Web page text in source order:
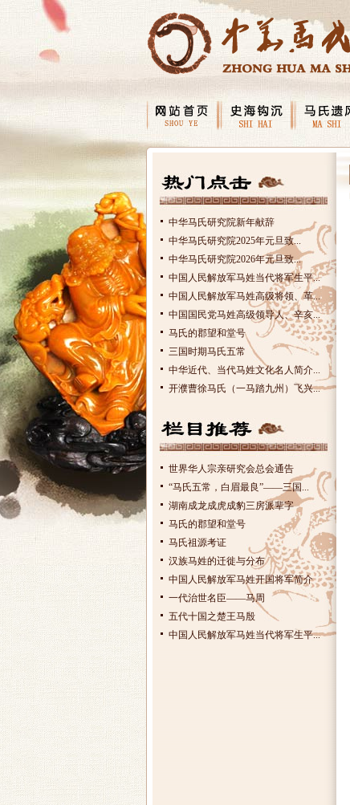
中华马氏研究院新年献辞
中华马氏研究院2025年元旦致...
中华马氏研究院2026年元旦致...
中国人民解放军马姓当代将军生平...
中国人民解放军马姓高级将领、革...
中国国民党马姓高级领导人、辛亥...
马氏的郡望和堂号
三国时期马氏五常
中华近代、当代马姓文化名人简介...
开濮曹徐马氏（一马踏九州）飞兴...
世界华人宗亲研究会总会通告
“马氏五常，白眉最良”——三国...
湖南成龙成虎成豹三房派辈字
马氏的郡望和堂号
马氏祖源考证
汉族马姓的迁徙与分布
中国人民解放军马姓开国将军简介
一代治世名臣——马周
五代十国之楚王马殷
中国人民解放军马姓当代将军生平...